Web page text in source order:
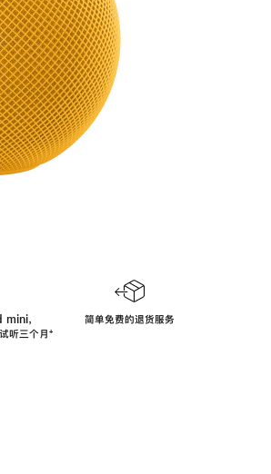
，
听三个月脚
⁺
简单免费的退货服务